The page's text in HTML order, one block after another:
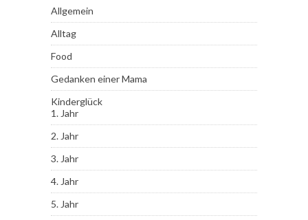
Allgemein
Alltag
Food
Gedanken einer Mama
Kinderglück
1. Jahr
2. Jahr
3. Jahr
4. Jahr
5. Jahr